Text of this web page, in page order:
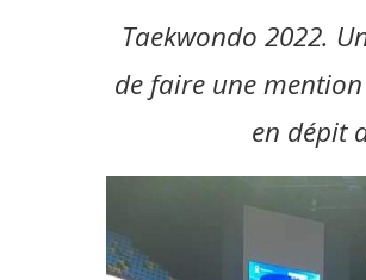
Taekwondo 2022.
de faire une
en dépit